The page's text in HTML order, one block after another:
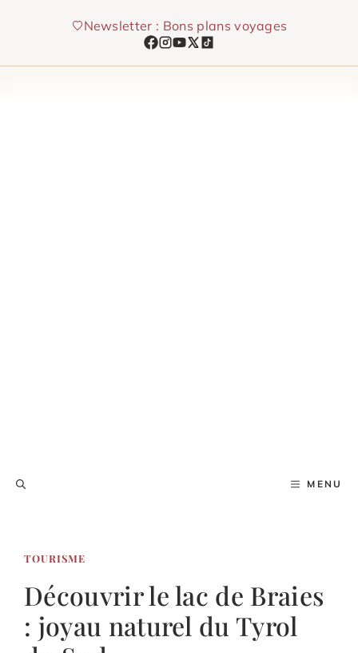
Newsletter : Bons plans voyages
MENU
TOURISME
Découvrir le lac de Braies
: joyau naturel du Tyrol